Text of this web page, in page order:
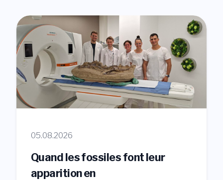
05.08.2026
Quand les fossiles font leur
apparition en